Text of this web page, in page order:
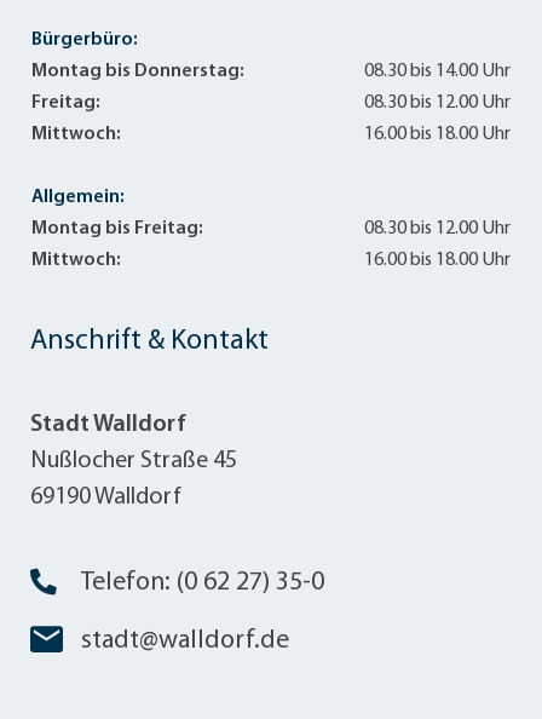
Anschrift & Kontakt
Stadt Walldorf
Nußlocher Straße 45
69190 Walldorf
Telefon: (0 62 27) 35-0
stadt@walldorf.de
Bürgerbüro:
Montag bis Donnerstag:
08.30 bis 14.00 Uhr
Freitag:
08.30 bis 12.00 Uhr
Mittwoch:
16.00 bis 18.00 Uhr
Allgemein:
Montag bis Freitag:
08.30 bis 12.00 Uhr
Mittwoch:
16.00 bis 18.00 Uhr